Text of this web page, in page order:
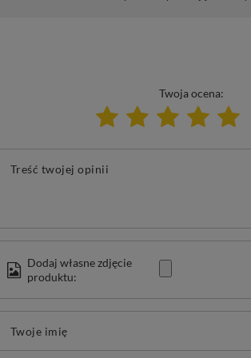
Twoja ocena:
Treść twojej opinii
Dodaj własne zdjęcie
produktu:
Twoje imię